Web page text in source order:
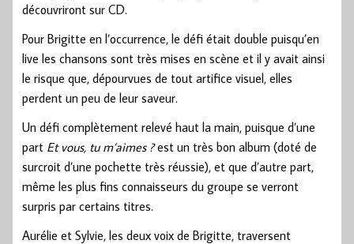
découvriront sur CD.
Pour Brigitte en l’occurrence, le défi était double puisqu’en
live les chansons sont très mises en scène et il y avait ainsi
le risque que, dépourvues de tout artifice visuel, elles
perdent un peu de leur saveur.
Un défi complètement relevé haut la main, puisque d’une
part Et vous, tu m’aimes ?est un très bon album (doté de
surcroit d’une pochette très réussie), et que d’autre part,
même les plus fins connaisseurs du groupe se verront
surpris par certains titres.
Aurélie et Sylvie, les deux voix de Brigitte, traversent